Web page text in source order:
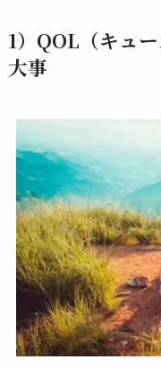
1）QOL（キュ
大事